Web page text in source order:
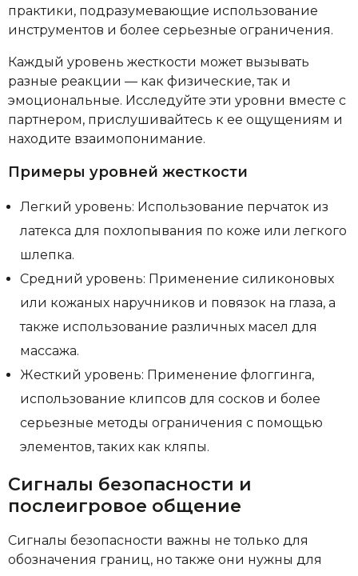
практики, подразумевающие использование
инструментов и более серьезные ограничения.
Каждый уровень жесткости может вызывать
разные реакции — как физические, так и
эмоциональные. Исследуйте эти уровни вместе с
партнером, прислушивайтесь к ее ощущениям и
находите взаимопонимание.
Примеры уровней жесткости
Легкий уровень: Использование перчаток из
латекса для похлопывания по коже или легкого
шлепка.
Средний уровень: Применение силиконовых
или кожаных наручников и повязок на глаза, а
также использование различных масел для
массажа.
Жесткий уровень: Применение флоггинга,
использование клипсов для сосков и более
серьезные методы ограничения с помощью
элементов, таких как кляпы.
Сигналы безопасности и
послеигровое общение
Сигналы безопасности важны не только для
обозначения границ, но также они нужны для